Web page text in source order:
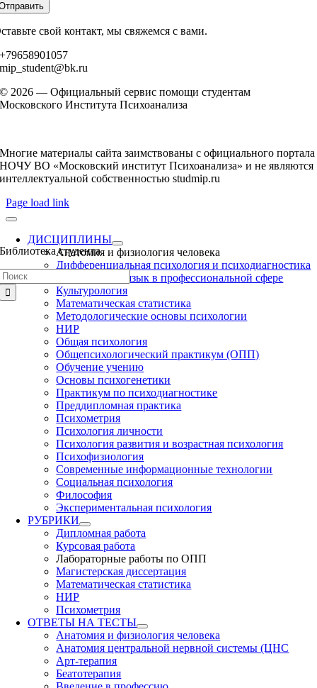
свой контакт, мы свяжемся с вами.
+79658901057
mip_student@bk.ru
© 2026 — Официальный сервис помощи студентам
Московского Института Психоанализа
Многие материалы сайта заимствованы с официального портала
НОЧУ ВО «Московский институт Психоанализа» и не являются
интеллектуальной собственностью studmip.ru
Page load link
Библиотека студента
ДИСЦИПЛИНЫ
Анатомия и физиология человека
Дифференциальная психология и психодиагностика
Иностранный язык в профессиональной сфере
Культурология
Математическая статистика
Методологические основы психологии
НИР
Общая психология
Общепсихологический практикум (ОПП)
Обучение учению
Основы психогенетики
Практикум по психодиагностике
Преддипломная практика
Психометрия
Психология личности
Психология развития и возрастная психология
Психофизиология
Современные информационные технологии
Социальная психология
Философия
Экспериментальная психология
РУБРИКИ
Дипломная работа
Курсовая работа
Лабораторные работы по ОПП
Магистерская диссертация
Математическая статистика
НИР
Психометрия
ОТВЕТЫ НА ТЕСТЫ
Анатомия и физиология человека
Анатомия центральной нервной системы (ЦНС
Арт-терапия
Беатотерапия